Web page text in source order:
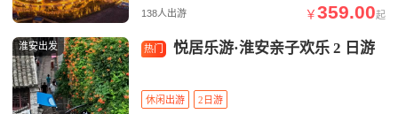
138人出游 ￥359.00起
淮安出发 热门 悦居乐游·淮安亲子欢乐 2 日游
休闲出游 2日游